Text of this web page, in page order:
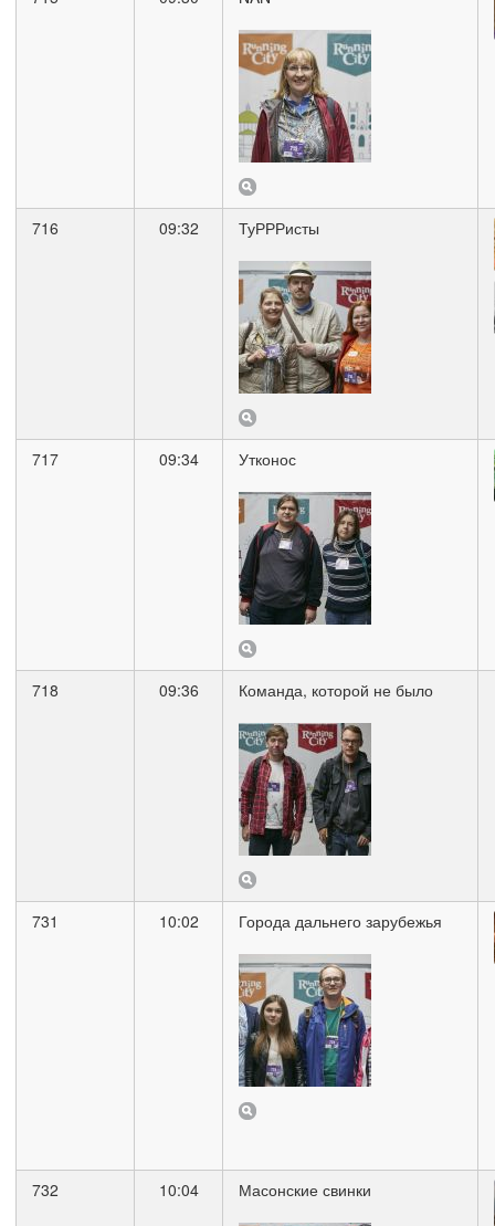
716 09:32 ТуРРРисты
717 09:34 Утконос
718 09:36 Команда, которой не было
731 10:02 Города дальнего зарубежья
732 10:04 Масонские свинки